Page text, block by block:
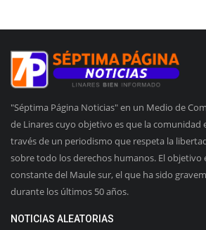
"Séptima Página Noticias" en un Medio de
de Linares cuyo objetivo es que la comunidad
través de un periodismo que respeta la
sobre todo los derechos humanos. El objetivo
constante del Maule sur, el que ha sido
durante los últimos 50 años.
NOTICIAS ALEATORIAS